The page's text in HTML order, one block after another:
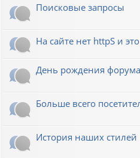
Поисковые запросы
На сайте нет httpS и
День рождения форума
Больше всего
История наших стилей